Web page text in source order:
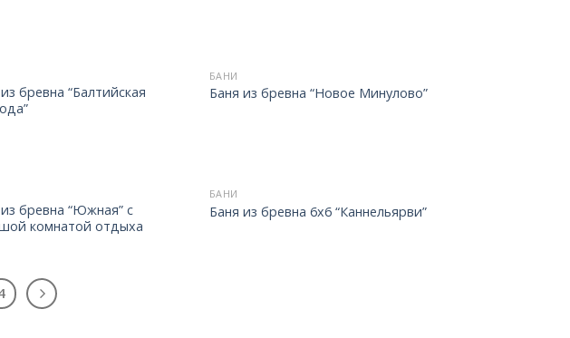
бревна “Балтийская
БАНИ
Баня из бревна “Новое Минулово”
бревна “Южная” с
комнатой отдыха
БАНИ
Баня из бревна 6х6 “Каннельярви”